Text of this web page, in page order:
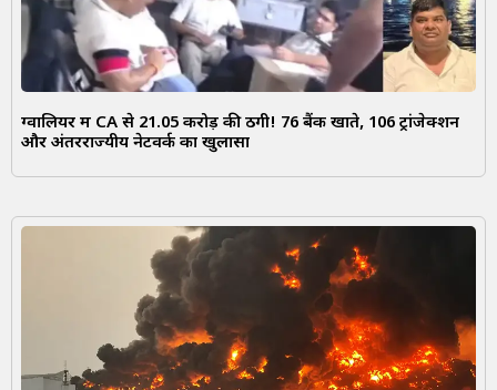
ग्वालियर में CA से ₹21.05 करोड़ की ठगी! 76 बैंक खाते, 106 ट्रांजेक्शन
और अंतरराज्यीय नेटवर्क का खुलासा